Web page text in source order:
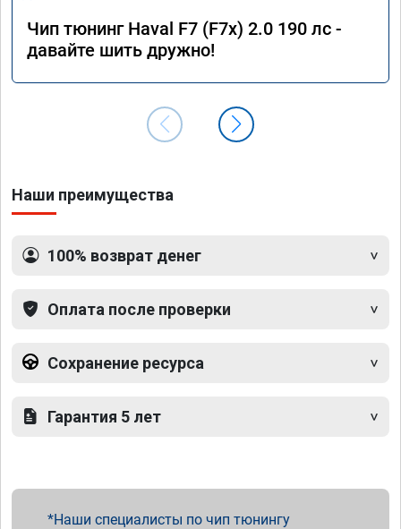
Чип тюнинг Haval F7 (F7x) 2.0 190 лс -
давайте шить дружно!
Наши преимущества
100% возврат денег
Оплата после проверки
Сохранение ресурса
Гарантия 5 лет
Наши специалисты по чип тюнингу